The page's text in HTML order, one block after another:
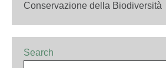
Conservazione della Biodiversità
Search